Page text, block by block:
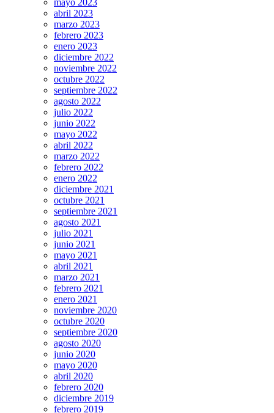
mayo 2023
abril 2023
marzo 2023
febrero 2023
enero 2023
diciembre 2022
noviembre 2022
octubre 2022
septiembre 2022
agosto 2022
julio 2022
junio 2022
mayo 2022
abril 2022
marzo 2022
febrero 2022
enero 2022
diciembre 2021
octubre 2021
septiembre 2021
agosto 2021
julio 2021
junio 2021
mayo 2021
abril 2021
marzo 2021
febrero 2021
enero 2021
noviembre 2020
octubre 2020
septiembre 2020
agosto 2020
junio 2020
mayo 2020
abril 2020
febrero 2020
diciembre 2019
febrero 2019